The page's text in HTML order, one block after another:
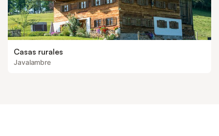
Casas rurales
Javalambre